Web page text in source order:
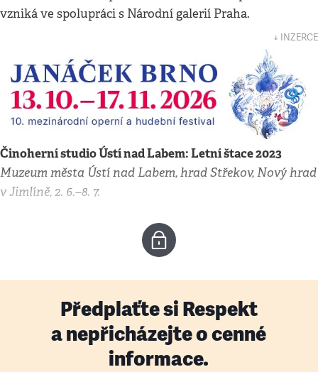
vzniká ve spolupráci s Národní galerií Praha.
↓ INZERCE
Činoherní studio Ústí nad Labem: Letní štace 2023
Muzeum města Ústí nad Labem, hrad Střekov, Nový hrad
v Jimlíně, 2. 6.–8. 7.
Předplaťte si Respekt
a nepřicházejte o cenné
informace.